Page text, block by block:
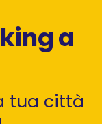
a
tua città